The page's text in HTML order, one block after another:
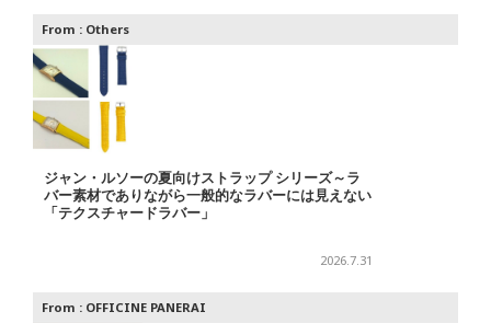
From : Others
ジャン・ルソーの夏向けストラップ シリーズ～ラ
バー素材でありながら一般的なラバーには見えない
「テクスチャードラバー」
2026.7.31
From : OFFICINE PANERAI